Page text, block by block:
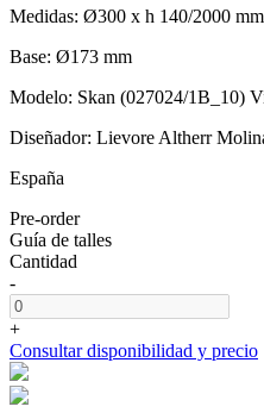
Medidas: Ø300 x h 140/2000 mm
Base: Ø173 mm
Modelo: Skan (027024/1B_10)
Diseñador: Lievore Altherr
España
Pre-order
Guía de talles
Cantidad
-
+
Consultar disponibilidad y precio